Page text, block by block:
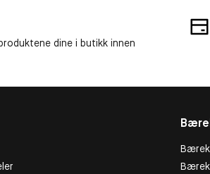
dine i butikk innen